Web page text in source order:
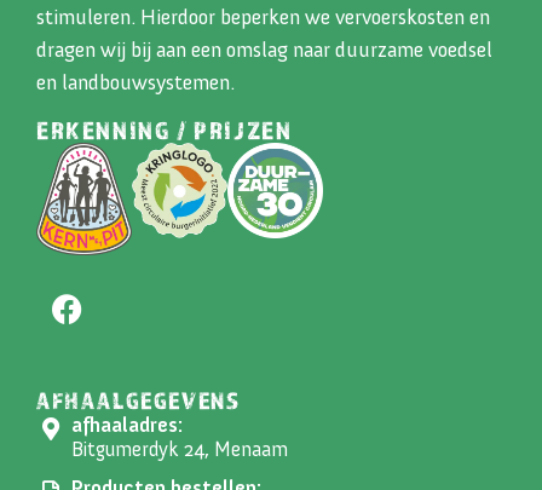
stimuleren. Hierdoor beperken we vervoerskosten en
dragen wij bij aan een omslag naar duurzame voedsel
en landbouwsystemen.
ERKENNING / PRIJZEN
AFHAALGEGEVENS
afhaaladres:
Bitgumerdyk 24, Menaam